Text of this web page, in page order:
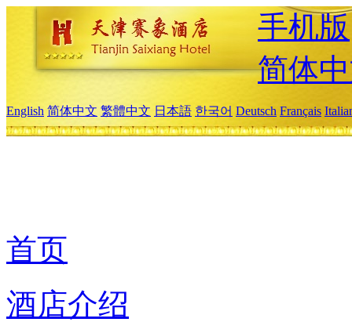
手机版
简体
English 简体中文 繁體中文 日本語 한국어 Deutsch Français
首页
酒店介绍